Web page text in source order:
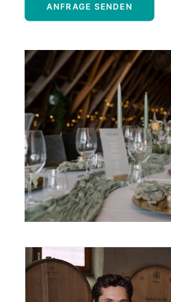
PARTNER WERDEN
ANFRAGE SENDEN